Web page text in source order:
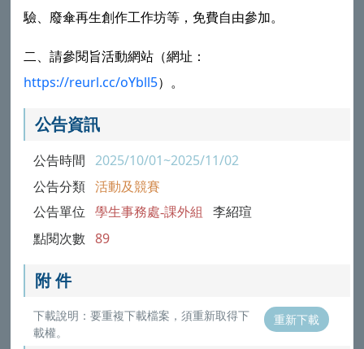
驗、廢傘再生創作工作坊等，免費自由參加。
二、請參閱旨活動網站（網址：
https://reurl.cc/oYbll5）。
公告資訊
公告時間 2025/10/01~2025/11/02
公告分類 活動及競賽
公告單位 學生事務處-課外組 李紹瑄
點閱次數 89
附 件
下載說明：要重複下載檔案，須重新取得下
載權。
重新下載